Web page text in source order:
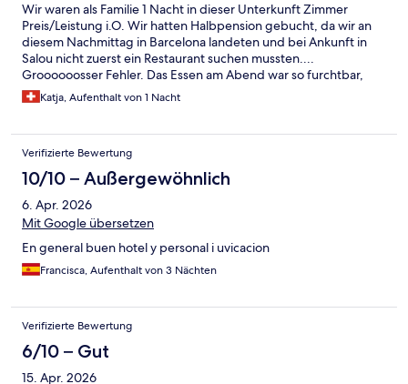
Wir waren als Familie 1 Nacht in dieser Unterkunft Zimmer
Preis/Leistung i.O. Wir hatten Halbpension gebucht, da wir an
diesem Nachmittag in Barcelona landeten und bei Ankunft in
Salou nicht zuerst ein Restaurant suchen mussten....
Groooooosser Fehler. Das Essen am Abend war so furchtbar,
dass wir aufstanden und uns ein Restaurant suchen gingen. So
eckliges Essen wurde mir noch an keinem anderen Ort
Katja, Aufenthalt von 1 Nacht
Verifizierte Bewertung
10/10 – Außergewöhnlich
6. Apr. 2026
Mit Google übersetzen
En general buen hotel y personal i uvicacion
Francisca, Aufenthalt von 3 Nächten
Verifizierte Bewertung
6/10 – Gut
15. Apr. 2026